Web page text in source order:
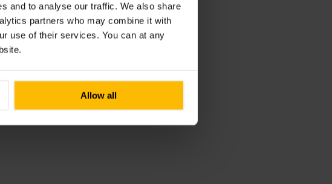
and to analyse our traffic. We also share
partners who may combine it with
use of their services. You can at any
Allow all